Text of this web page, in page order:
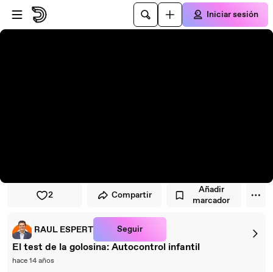
Saltar al reproductor
Saltar al contenido principal
Iniciar sesión
2 Compartir
Añadir
marcador
RAUL ESPERT Seguir
El test de la golosina: Autocontrol infantil
hace 14 años